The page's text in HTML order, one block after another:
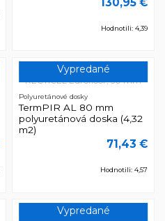
Hodnotili: 4,39
Vypredané
Polyuretánové dosky
TermPIR AL 80 mm
polyuretánová doska (4,32
m2)
71,43 €
Hodnotili: 4,57
Vypredané